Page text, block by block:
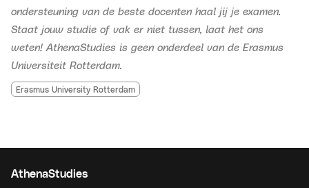
ondersteuning van de beste docenten haal jij je examen.
Staat jouw studie of vak er niet tussen, laat het ons
weten! AthenaStudies is geen onderdeel van de Erasmus
Universiteit Rotterdam.
Erasmus University Rotterdam
AthenaStudies